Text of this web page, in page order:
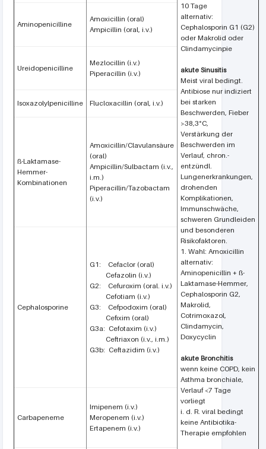
10 Tage
alternativ:
Cephalosporin G1 (G2)
oder Makrolid oder
Clindamycinpie
akute Sinusitis
Meist viral bedingt.
Antibiose nur indiziert
bei starken
Beschwerden, Fieber
>38,3°C,
Verstärkung der
Beschwerden im
Verlauf, chron.-
entzündl.
Lungenerkrankungen,
drohenden
Komplikationen,
Immunschwäche,
schweren Grundleiden
und besonderen
Risikofaktoren.
1. Wahl: Amoxicillin
alternativ:
Aminopenicillin + ß-
Laktamase-Hemmer,
Cephalosporin G2,
Makrolid,
Cotrimoxazol,
Clindamycin,
Doxycyclin
akute Bronchitis
wenn keine COPD, kein
Asthma bronchiale,
Verlauf <7 Tage
vorliegt
i. d. R. viral bedingt
keine Antibiotika-
Therapie empfohlen
Aminopenicilline
Amoxicillin (oral)
Ampicillin (oral, i.v.)
Ureidopenicilline
Mezlocillin (i.v.)
Piperacillin (i.v.)
Isoxazolylpenicilline Flucloxacillin (oral, i.v.)
ß-Laktamase-
Hemmer-
Kombinationen
Amoxicillin/Clavulansäure
(oral)
Ampicillin/Sulbactam (i.v.,
i.m.)
Piperacillin/Tazobactam
(i.v.)
Cephalosporine
G1: Cefaclor (oral)
Cefazolin (i.v.)
G2: Cefuroxim (oral. i.v.)
Cefotiam (i.v.)
G3: Cefpodoxim (oral)
Cefixim (oral)
G3a: Cefotaxim (i.v.)
Ceftriaxon (i.v., i.m.)
G3b: Ceftazidim (i.v.)
Carbapeneme
Imipenem (i.v.)
Meropenem (i.v.)
Ertapenem (i.v.)